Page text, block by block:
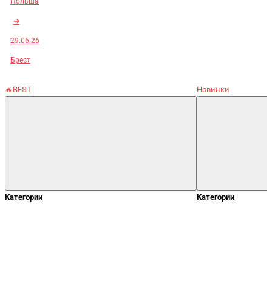
➜
29.06.26
Брест
🔥BEST
Категории
Новинки
Категории